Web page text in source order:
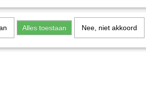
Alles toestaan Nee, niet akkoord